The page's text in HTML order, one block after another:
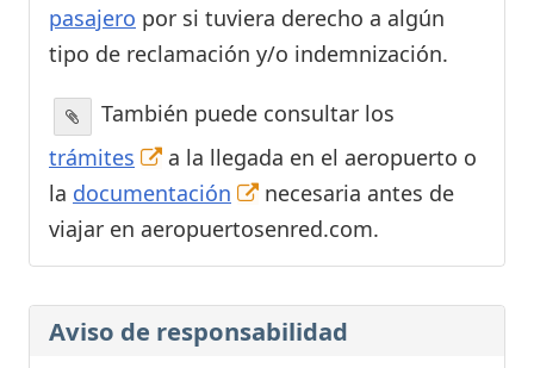
pasajero por si tuviera derecho a algún
tipo de reclamación y/o indemnización.
También puede consultar los
trámites
a la llegada en el aeropuerto o
la documentación
necesaria antes de
viajar en aeropuertosenred.com.
Aviso de responsabilidad